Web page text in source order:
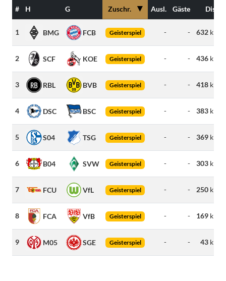
# H G Zuschr. ▼ Ausl. Gäste Dist.
1 BMG FCB Geisterspiel - - 632 km
2 SCF KOE Geisterspiel - - 436 km
3 RBL BVB Geisterspiel - - 418 km
4 DSC BSC Geisterspiel - - 383 km
5 S04 TSG Geisterspiel - - 369 km
6 B04 SVW Geisterspiel - - 303 km
7 FCU VfL Geisterspiel - - 250 km
8 FCA VfB Geisterspiel - - 169 km
9 M05 SGE Geisterspiel - - 43 km